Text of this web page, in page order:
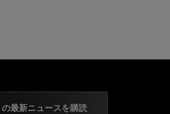
最新ニュースを購読